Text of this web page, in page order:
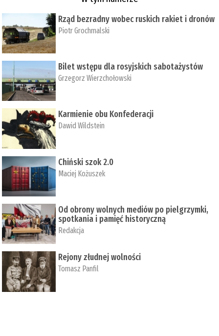
Rząd bezradny wobec ruskich rakiet i dronów
Piotr Grochmalski
Bilet wstępu dla rosyjskich sabotażystów
Grzegorz Wierzchołowski
Karmienie obu Konfederacji
Dawid Wildstein
Chiński szok 2.0
Maciej Kożuszek
Od obrony wolnych mediów po pielgrzymki,
spotkania i pamięć historyczną
Redakcja
Rejony złudnej wolności
Tomasz Panfil